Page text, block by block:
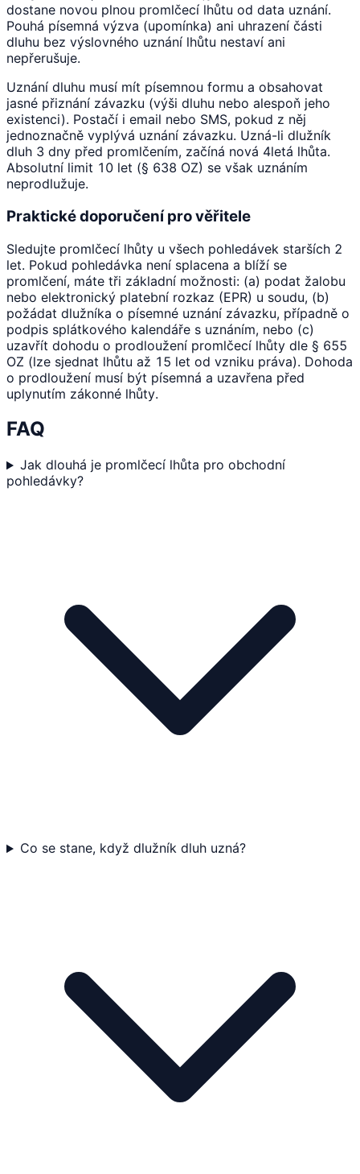
dostane novou plnou promlčecí lhůtu od data uznání.
Pouhá písemná výzva (upomínka) ani uhrazení části
dluhu bez výslovného uznání lhůtu nestaví ani
nepřerušuje.
Uznání dluhu musí mít písemnou formu a obsahovat
jasné přiznání závazku (výši dluhu nebo alespoň jeho
existenci). Postačí i email nebo SMS, pokud z něj
jednoznačně vyplývá uznání závazku. Uzná-li dlužník
dluh 3 dny před promlčením, začíná nová 4letá lhůta.
Absolutní limit 10 let (§ 638 OZ) se však uznáním
neprodlužuje.
Praktické doporučení pro věřitele
Sledujte promlčecí lhůty u všech pohledávek starších 2
let. Pokud pohledávka není splacena a blíží se
promlčení, máte tři základní možnosti: (a) podat žalobu
nebo elektronický platební rozkaz (EPR) u soudu, (b)
požádat dlužníka o písemné uznání závazku, případně o
podpis splátkového kalendáře s uznáním, nebo (c)
uzavřít dohodu o prodloužení promlčecí lhůty dle § 655
OZ (lze sjednat lhůtu až 15 let od vzniku práva). Dohoda
o prodloužení musí být písemná a uzavřena před
uplynutím zákonné lhůty.
FAQ
Jak dlouhá je promlčecí lhůta pro obchodní
pohledávky?
Co se stane, když dlužník dluh uzná?